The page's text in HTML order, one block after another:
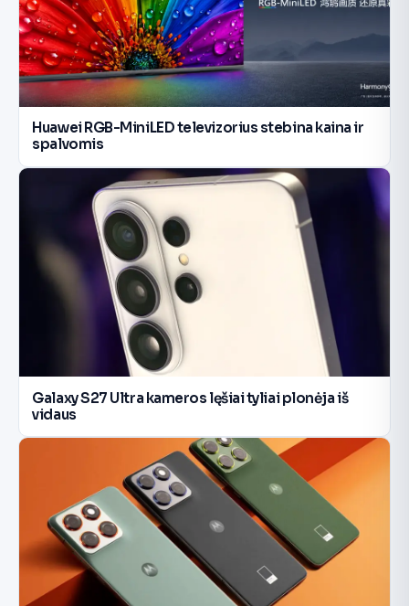
Huawei RGB-MiniLED televizorius stebina kaina ir
spalvomis
Galaxy S27 Ultra kameros lęšiai tyliai plonėja iš
vidaus